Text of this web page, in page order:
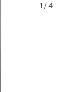
1 / 4